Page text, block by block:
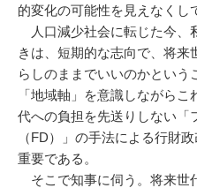
的変化の可能性を見えなくし
人口減少社会に転じた今、
きは、短期的な志向で、将来
らしのままでいいのかという
「地域軸」を意識しながら
代への負担を先送りしない「
（FD）」の手法による行財
重要である。
そこで知事に伺う。将来世